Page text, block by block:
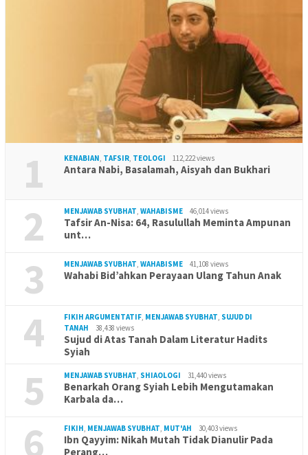
1 KENABIAN, TAFSIR, TEOLOGI 112,222 views
Antara Nabi, Basalamah, Aisyah dan Bukhari
2 MENJAWAB SYUBHAT, WAHABISME 46,014 views
Tafsir An-Nisa: 64, Rasulullah Meminta Ampunan
unt…
3 MENJAWAB SYUBHAT, WAHABISME 41,108 views
Wahabi Bid’ahkan Perayaan Ulang Tahun Anak
4 FIKIH ARGUMENTATIF, MENJAWAB SYUBHAT, SUJUD DI
TANAH
38,438 views
Sujud di Atas Tanah Dalam Literatur Hadits
Syiah
5 MENJAWAB SYUBHAT, SHIAOLOGI 31,440 views
Benarkah Orang Syiah Lebih Mengutamakan
Karbala da…
6 FIKIH, MENJAWAB SYUBHAT, MUT'AH 30,403 views
Ibn Qayyim: Nikah Mutah Tidak Dianulir Pada
Perang…